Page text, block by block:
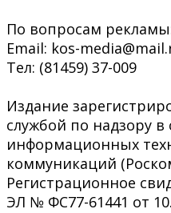
По вопросам
Email: kos-
Тел: (81459) 37-009
Издание
службой по надзору в
информационных
коммуникаций
Регистрационное
ЭЛ № ФС77-61441 от